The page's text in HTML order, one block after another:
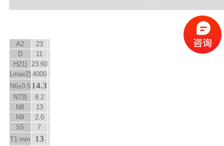
A2
23
D
11
H21)
23.60
Lmax2) 4000
N6±0.5 14.3
N73)
8.2
N8
13
N9
2.0
S5
7
T1 min 13